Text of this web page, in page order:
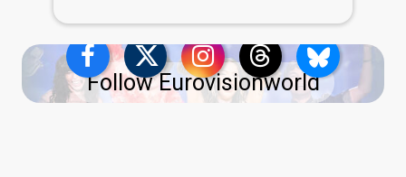
Follow Eurovisionworld